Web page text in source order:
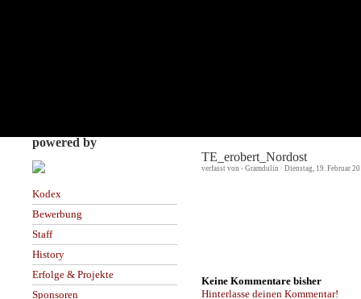
powered by
Kodex
Bewerbung
Staff
History
Erfolge & Projekte
Sponsoren
TE_erobert_Nordost
verfasst von - Gramdulin · Dienstag, 19. Februar
Keine Kommentare bisher
Hinterlasse deinen Kommentar!